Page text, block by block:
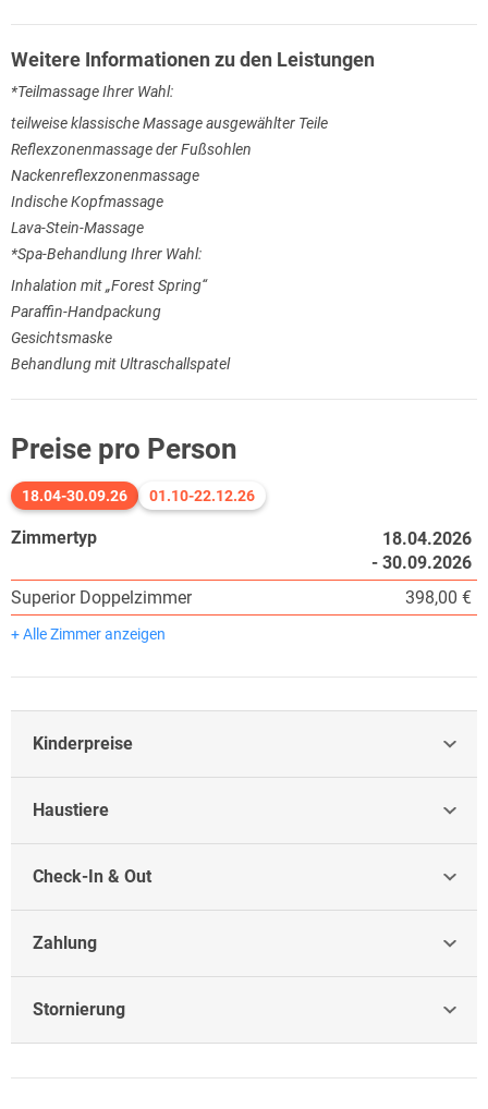
Weitere Informationen zu den Leistungen
*Teilmassage Ihrer Wahl:
teilweise klassische Massage ausgewählter Teile
Reflexzonenmassage der Fußsohlen
Nackenreflexzonenmassage
Indische Kopfmassage
Lava-Stein-Massage
*Spa-Behandlung Ihrer Wahl:
Inhalation mit „Forest Spring“
Paraffin-Handpackung
Gesichtsmaske
Behandlung mit Ultraschallspatel
Preise pro Person
18.04-30.09.26 01.10-22.12.26
Zimmertyp
Superior Doppelzimmer
+ Alle Zimmer anzeigen
18.04.2026
- 30.09.2026
398,00 €
Kinderpreise
Haustiere
Check-In & Out
Zahlung
Stornierung